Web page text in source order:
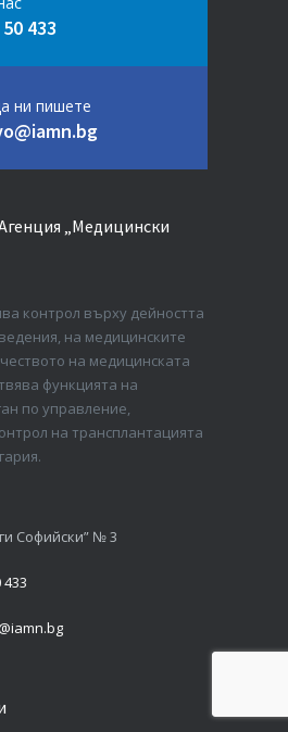
433
ни пишете
„Медицински
контрол върху дейността
на медицинските
на медицинската
функцията на
по управление,
на трансплантацията
Софийски” № 3
433